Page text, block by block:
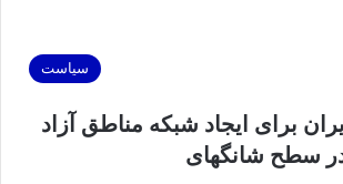
سیاست
برای ایجاد شبکه مناطق آزاد
سطح شانگهای